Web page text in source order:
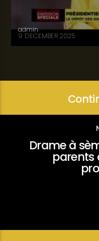
admin
9 DECEMBER 2025
Drame à
parents